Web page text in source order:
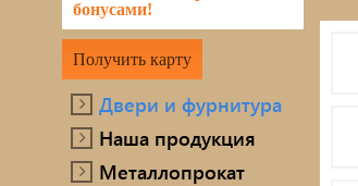
Металлопрокат
Фасады AMK
ПРИРОДНЫЙ КАМЕНЬ
бонусами!
Получить карту
Двери и фурнитура
Наша продукция
Металлопрокат